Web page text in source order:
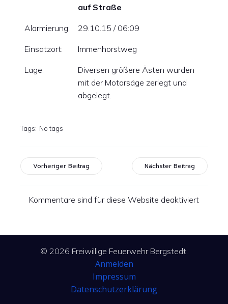
auf Straße
Alarmierung: 29.10.15 / 06:09
Einsatzort: Immenhorstweg
Lage:
Diversen größere Ästen wurden
mit der Motorsäge zerlegt und
abgelegt.
Tags: No tags
Vorheriger Beitrag Nächster Beitrag
Kommentare sind für diese Website deaktiviert
© 2026 Freiwillige Feuerwehr Bergstedt.
Anmelden
Impressum
Datenschutzerklärung